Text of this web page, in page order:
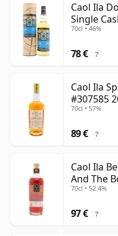
Caol Ila
Single
70cl • 46%
78 € ?
Caol Ila
#307585
70cl • 57%
89 € ?
Caol Ila
And The
70cl • 52.4%
97 € ?